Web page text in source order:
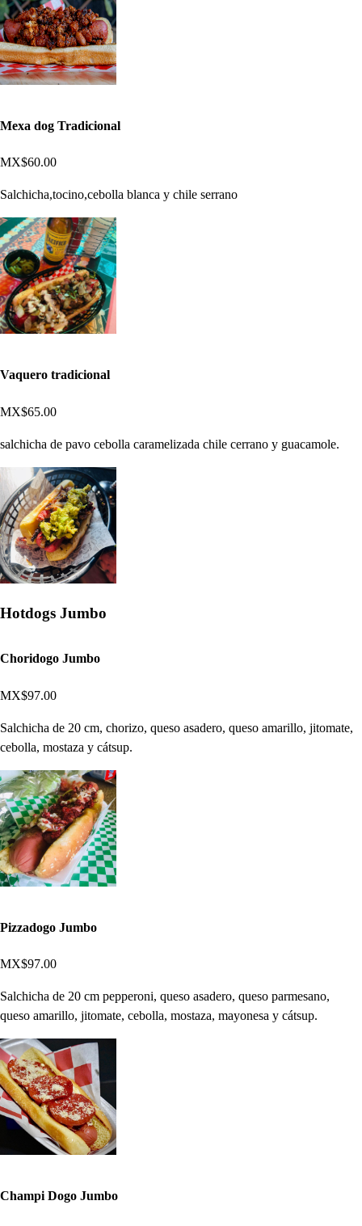
Mexa dog Tradicional
MX$60.00
Salchicha,tocino,cebolla blanca y chile serrano
Vaquero tradicional
MX$65.00
salchicha de pavo cebolla caramelizada chile cerrano y guacamole.
Hotdogs Jumbo
Choridogo Jumbo
MX$97.00
Salchicha de 20 cm, chorizo, queso asadero, queso amarillo, jitomate,
cebolla, mostaza y cátsup.
Pizzadogo Jumbo
MX$97.00
Salchicha de 20 cm pepperoni, queso asadero, queso parmesano,
queso amarillo, jitomate, cebolla, mostaza, mayonesa y cátsup.
Champi Dogo Jumbo